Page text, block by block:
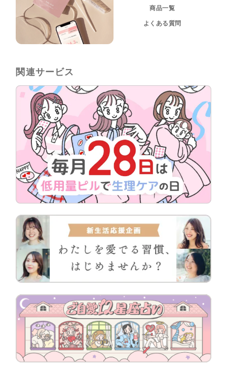
商品一覧
よくある質問
関連サービス